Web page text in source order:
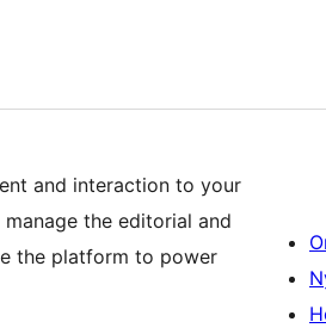
and interaction to your
the editorial and
the platform to power